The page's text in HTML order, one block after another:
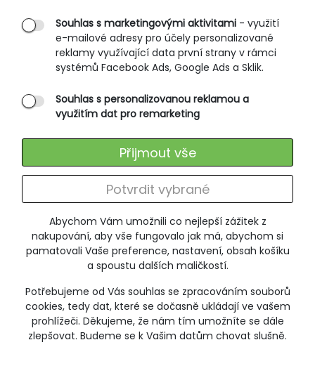
Abychom Vám umožnili co nejlepší zážitek z
nakupování, aby vše fungovalo jak má, abychom si
pamatovali Vaše preference, nastavení, obsah košíku
a spoustu dalších maličkostí.
Potřebujeme od Vás souhlas se zpracováním souborů
cookies, tedy dat, které se dočasně ukládají ve vašem
prohlížeči. Děkujeme, že nám tím umožníte se dále
zlepšovat. Budeme se k Vašim datům chovat slušně.
Souhlas s marketingovými aktivitami - využití
e-mailové adresy pro účely personalizované
reklamy využívající data první strany v rámci
systémů Facebook Ads, Google Ads a Sklik.
Souhlas s personalizovanou reklamou a
využitím dat pro remarketing
Potvrdit vybrané
Přijmout vše
VÝPRODEJ
SLEVA -50%